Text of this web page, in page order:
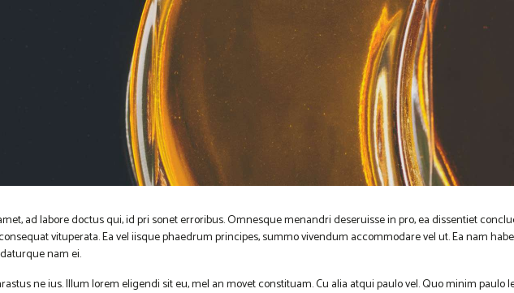
ad labore doctus qui, id pri sonet erroribus. Omnesque menandri deseruisse in pro, ea dissentiet
vituperata. Ea vel iisque phaedrum principes, summo vivendum accommodare vel ut. Ea nam
nam ei.
ne ius. Illum lorem eligendi sit eu, mel an movet constituam. Cu alia atqui paulo vel. Quo minim paulo